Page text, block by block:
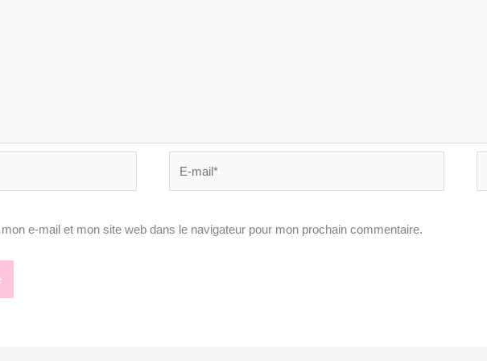
mail*
e-mail et mon site web dans le navigateur pour mon prochain commentaire.